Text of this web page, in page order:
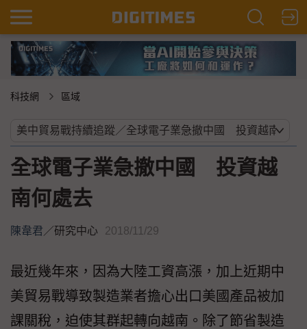
科技網 區域
全球電子業急撤中國 投資越
南何處去
陳韋君／研究中心 2018/11/29
最近幾年來，因為大陸工資高漲，加上近期中
美貿易戰導致製造業者擔心出口美國產品被加
課關稅，迫使其群起轉向越南。除了節省製造